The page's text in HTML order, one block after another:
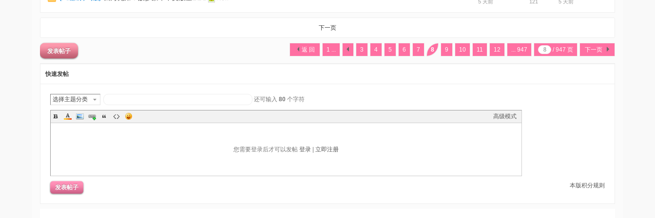
5 天前 121 5 天前
下一页
1 ... 3 4 5 6 7 8 9 10 11 12 ... 947 / 947 页 下一页
返 回
发表帖子
快速发帖
选择主题分类 还可输入 80 个字符
高级模式
您需要登录后才可以发帖 登录 立即注册
本版积分规则
发表帖子